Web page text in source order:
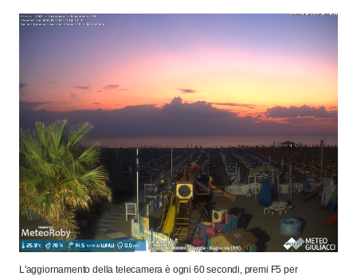
L'aggiornamento della telecamera è ogni 60 secondi, premi F5 per